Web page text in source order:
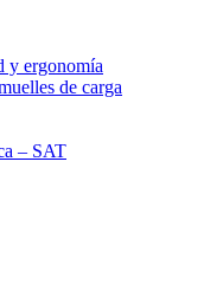
y ergonomía
de carga
– SAT